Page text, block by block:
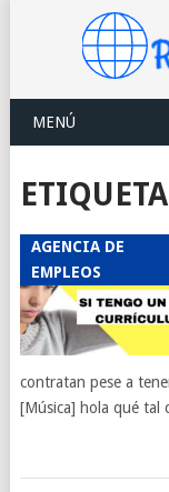
MENÚ
AGENCIA DE
EMPLEOS
contratan pese a
[Música] hola qué tal